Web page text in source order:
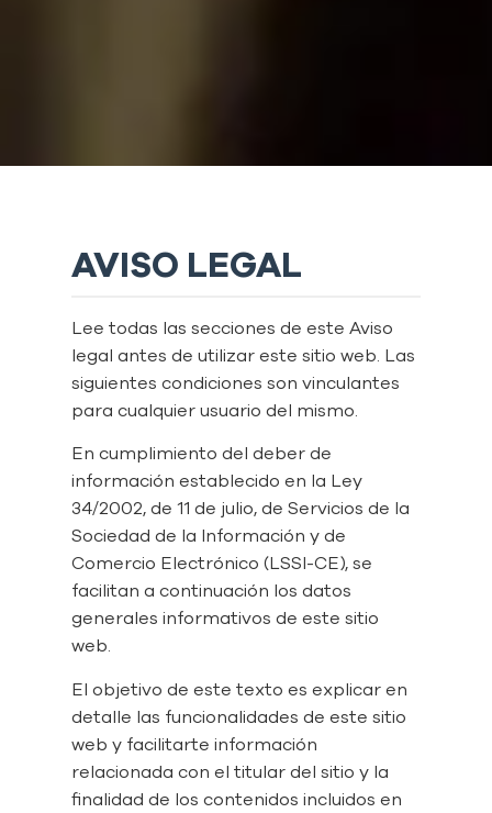
AVISO LEGAL
Lee todas las secciones de este Aviso
legal antes de utilizar este sitio web. Las
siguientes condiciones son vinculantes
para cualquier usuario del mismo.
En cumplimiento del deber de
información establecido en la Ley
34/2002, de 11 de julio, de Servicios de la
Sociedad de la Información y de
Comercio Electrónico (LSSI-CE), se
facilitan a continuación los datos
generales informativos de este sitio
web.
El objetivo de este texto es explicar en
detalle las funcionalidades de este sitio
web y facilitarte información
relacionada con el titular del sitio y la
finalidad de los contenidos incluidos en